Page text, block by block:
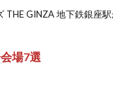
THE GINZA 地下鉄銀座
場7選